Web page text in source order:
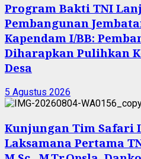
Program Bakti TNI
Pembangunan
Kapendam I/BB:
Diharapkan Pulihkan
Desa
5 Agustus 2026
Kunjungan Tim Safari
Laksamana Pertama